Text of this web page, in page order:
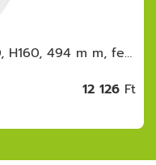
Riex VB66 hálós kosár, W600, H160, 494 m m, fehér
12 126 Ft